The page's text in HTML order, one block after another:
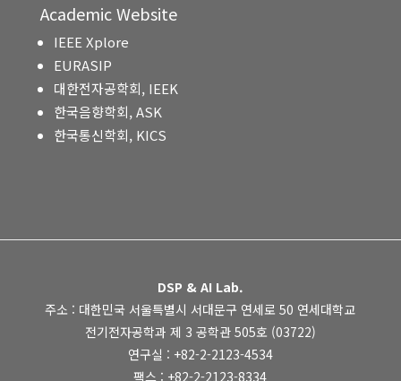
Academic Website
IEEE Xplore
EURASIP
대한전자공학회, IEEK
한국음향학회, ASK
한국통신학회, KICS
DSP & AI Lab.
주소 : 대한민국 서울특별시 서대문구 연세로 50 연세대학교
전기전자공학과 제 3 공학관 505호 (03722)
연구실 : +82-2-2123-4534
팩스 : +82-2-2123-8334